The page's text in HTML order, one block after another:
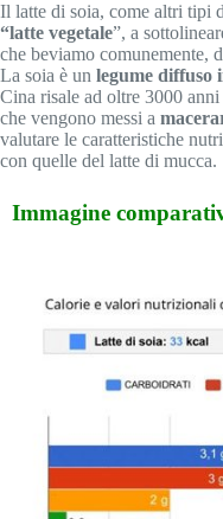
Il latte di soia, come altri tipi
“latte vegetale”, a
che beviamo comunemente,
La soia è un legume diffuso
Cina risale ad oltre 3000
che vengono messi a
valutare le caratteristiche
con quelle del latte di mucca.
Immagine